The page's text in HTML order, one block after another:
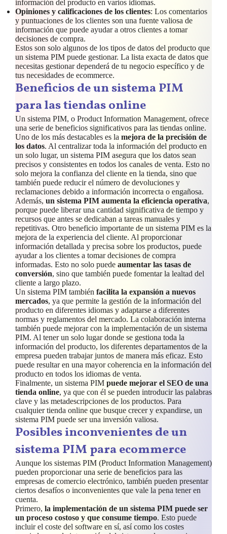
información del producto en varios idiomas.
Opiniones y calificaciones de los clientes: Los comentarios
y puntuaciones de los clientes son una fuente valiosa de
información que puede ayudar a otros clientes a tomar
decisiones de compra.
Estos son solo algunos de los tipos de datos del producto que
un sistema PIM puede gestionar. La lista exacta de datos que
necesitas gestionar dependerá de tu negocio específico y de
tus necesidades de ecommerce.
Beneficios de un sistema PIM
para las tiendas online
Un sistema PIM, o Product Information Management, ofrece
una serie de beneficios significativos para las tiendas online.
Uno de los más destacables es la mejora de la precisión de
los datos. Al centralizar toda la información del producto en
un solo lugar, un sistema PIM asegura que los datos sean
precisos y consistentes en todos los canales de venta. Esto no
solo mejora la confianza del cliente en la tienda, sino que
también puede reducir el número de devoluciones y
reclamaciones debido a información incorrecta o engañosa.
Además, un sistema PIM aumenta la eficiencia operativa,
porque puede liberar una cantidad significativa de tiempo y
recursos que antes se dedicaban a tareas manuales y
repetitivas. Otro beneficio importante de un sistema PIM es la
mejora de la experiencia del cliente. Al proporcionar
información detallada y precisa sobre los productos, puede
ayudar a los clientes a tomar decisiones de compra
informadas. Esto no solo puede aumentar las tasas de
conversión, sino que también puede fomentar la lealtad del
cliente a largo plazo.
Un sistema PIM también facilita la expansión a nuevos
mercados, ya que permite la gestión de la información del
producto en diferentes idiomas y adaptarse a diferentes
normas y reglamentos del mercado. La colaboración interna
también puede mejorar con la implementación de un sistema
PIM. Al tener un solo lugar donde se gestiona toda la
información del producto, los diferentes departamentos de la
empresa pueden trabajar juntos de manera más eficaz. Esto
puede resultar en una mayor coherencia en la información del
producto en todos los idiomas de venta.
Finalmente, un sistema PIM puede mejorar el SEO de una
tienda online, ya que con él se pueden introducir las palabras
clave y las metadescripciones de los productos. Para
cualquier tienda online que busque crecer y expandirse, un
sistema PIM puede ser una inversión valiosa.
Posibles inconvenientes de un
sistema PIM para ecommerce
Aunque los sistemas PIM (Product Information Management)
pueden proporcionar una serie de beneficios para las
empresas de comercio electrónico, también pueden presentar
ciertos desafíos o inconvenientes que vale la pena tener en
cuenta.
Primero, la implementación de un sistema PIM puede ser
un proceso costoso y que consume tiempo. Esto puede
incluir el coste del software en sí, así como los costes